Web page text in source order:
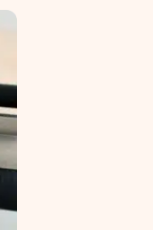
naujienos